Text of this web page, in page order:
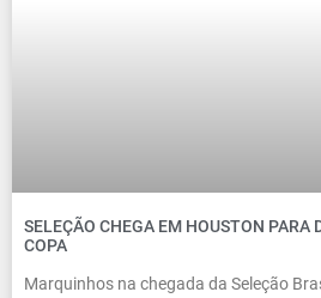
SELEÇÃO CHEGA EM HOUSTON PARA
COPA
Marquinhos na chegada da Seleção